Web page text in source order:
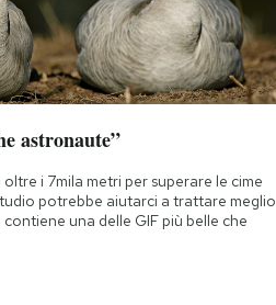
astronaute”
i 7mila metri per superare le cime
potrebbe aiutarci a trattare meglio
una delle GIF più belle che